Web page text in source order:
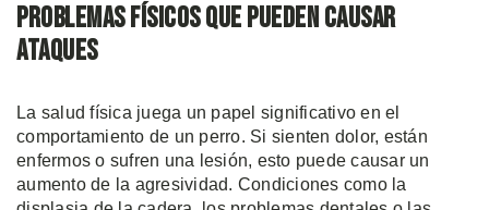
Problemas Físicos que Pueden Causar
Ataques
La salud física juega un papel significativo en el
comportamiento de un perro. Si sienten dolor, están
enfermos o sufren una lesión, esto puede causar un
aumento de la agresividad. Condiciones como la